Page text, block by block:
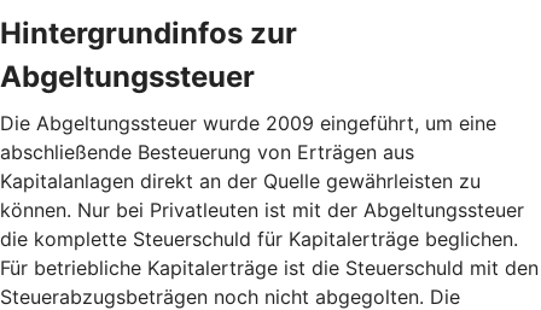
Hintergrundinfos zur
Abgeltungssteuer
Die Abgeltungssteuer wurde 2009 eingeführt, um eine
abschließende Besteuerung von Erträgen aus
Kapitalanlagen direkt an der Quelle gewährleisten zu
können. Nur bei Privatleuten ist mit der Abgeltungssteuer
die komplette Steuerschuld für Kapitalerträge beglichen.
Für betriebliche Kapitalerträge ist die Steuerschuld mit den
Steuerabzugsbeträgen noch nicht abgegolten. Die